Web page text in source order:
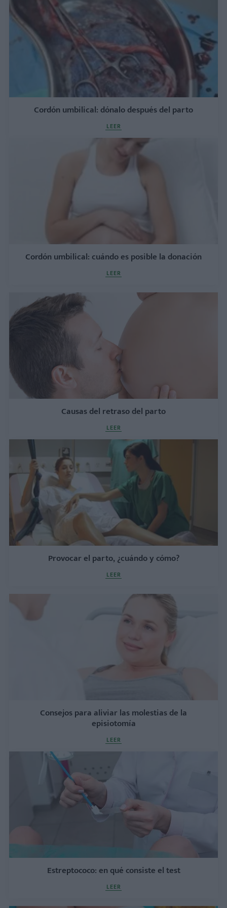
Cordón umbilical: dónalo después del parto
LEER
Cordón umbilical: cuándo es posible la donación
LEER
Causas del retraso del parto
LEER
Provocar el parto, ¿cuándo y cómo?
LEER
Consejos para aliviar las molestias de la
episiotomía
LEER
Estreptococo: en qué consiste el test
LEER